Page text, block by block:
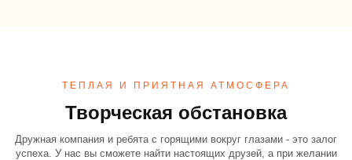
ТЕПЛАЯ И ПРИЯТНАЯ АТМОСФЕРА
Творческая обстановка
Дружная компания и ребята с горящими вокруг глазами - это залог
успеха. У нас вы сможете найти настоящих друзей, а при желании